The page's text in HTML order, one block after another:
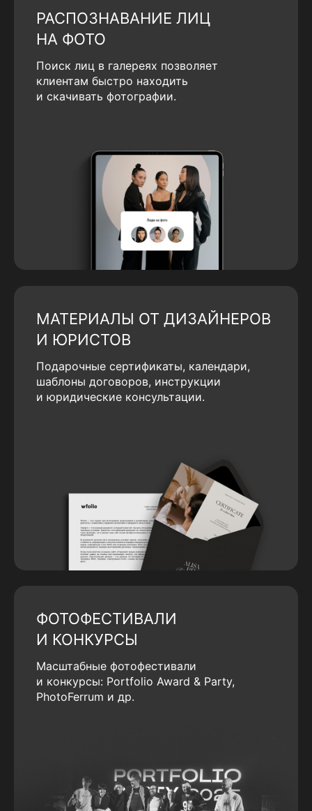
РАСПОЗНАВАНИЕ ЛИЦ
НА ФОТО
Поиск лиц в галереях позволяет
клиентам быстро находить
и скачивать фотографии.
МАТЕРИАЛЫ ОТ ДИЗАЙНЕРОВ
И ЮРИСТОВ
Подарочные сертификаты, календари,
шаблоны договоров, инструкции
и юридические консультации.
ФОТОФЕСТИВАЛИ
И КОНКУРСЫ
Масштабные фотофестивали
и конкурсы: Portfolio Award & Party,
PhotoFerrum и др.